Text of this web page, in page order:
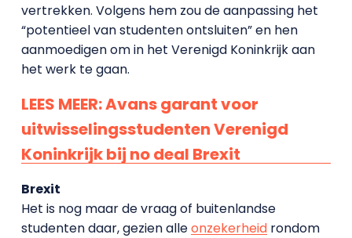
vertrekken. Volgens hem zou de aanpassing het
“potentieel van studenten ontsluiten” en hen
aanmoedigen om in het Verenigd Koninkrijk aan
het werk te gaan.
LEES MEER: Avans garant voor
uitwisselingsstudenten Verenigd
Koninkrijk bij no deal Brexit
Brexit
Het is nog maar de vraag of buitenlandse
studenten daar, gezien alleonzekerheidrondom